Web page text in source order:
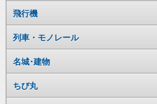
飛行機
列車・モノレール
名城･建物
ちび丸